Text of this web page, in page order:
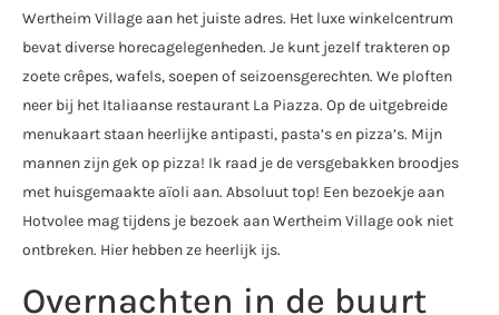
Wertheim Village aan het juiste adres. Het luxe winkelcentrum
bevat diverse horecagelegenheden. Je kunt jezelf trakteren op
zoete crêpes, wafels, soepen of seizoensgerechten. We ploften
neer bij het Italiaanse restaurant La Piazza. Op de uitgebreide
menukaart staan heerlijke antipasti, pasta’s en pizza’s. Mijn
mannen zijn gek op pizza! Ik raad je de versgebakken broodjes
met huisgemaakte aïoli aan. Absoluut top! Een bezoekje aan
Hotvolee mag tijdens je bezoek aan Wertheim Village ook niet
ontbreken. Hier hebben ze heerlijk ijs.
Overnachten in de buurt